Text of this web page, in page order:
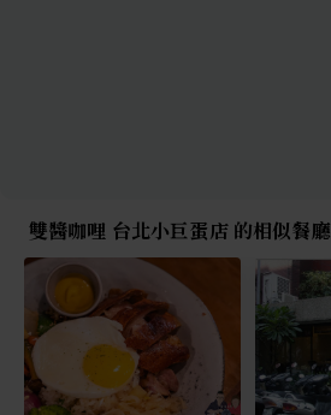
雙醬咖哩 台北小巨蛋店 的相似餐廳